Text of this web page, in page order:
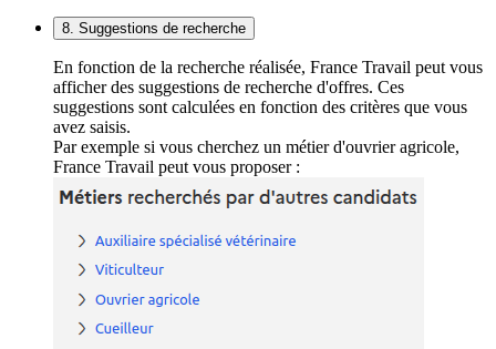
8. Suggestions de recherche
En fonction de la recherche réalisée, France Travail peut vous
afficher des suggestions de recherche d'offres. Ces
suggestions sont calculées en fonction des critères que vous
avez saisis.
Par exemple si vous cherchez un métier d'ouvrier agricole,
France Travail peut vous proposer :